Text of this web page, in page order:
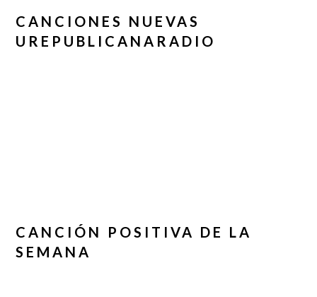
CANCIONES NUEVAS
UREPUBLICANARADIO
CANCIÓN POSITIVA DE LA
SEMANA